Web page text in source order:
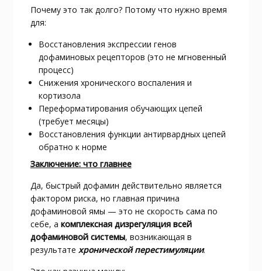
Почему это так долго? Потому что нужно время
для:
Восстановления экспрессии генов
дофаминовых рецепторов (это не мгновенный
процесс)
Снижения хронического воспаления и
кортизола
Переформатирования обучающих цепей
(требует месяцы)
Восстановления функции антирвардных цепей
обратно к норме
Заключение: что главнее
Да, быстрый дофамин действительно является
фактором риска, но главная причина
дофаминовой ямы — это не скорость сама по
себе, а комплексная дизрегуляция всей
дофаминовой системы, возникающая в
результате хронической перестимуляции.